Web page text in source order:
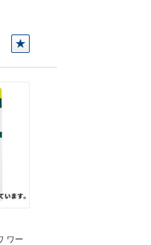
ワー